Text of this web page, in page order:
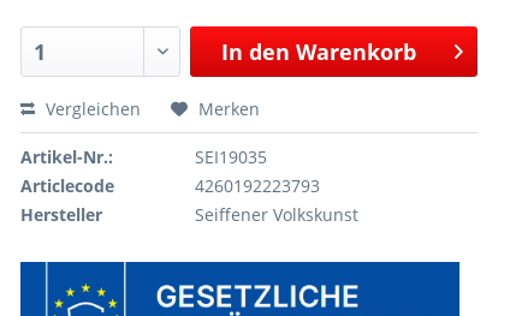
In den Warenkorb
Vergleichen Merken
Artikel-Nr.:
SEI19035
Articlecode
4260192223793
Hersteller
Seiffener Volkskunst